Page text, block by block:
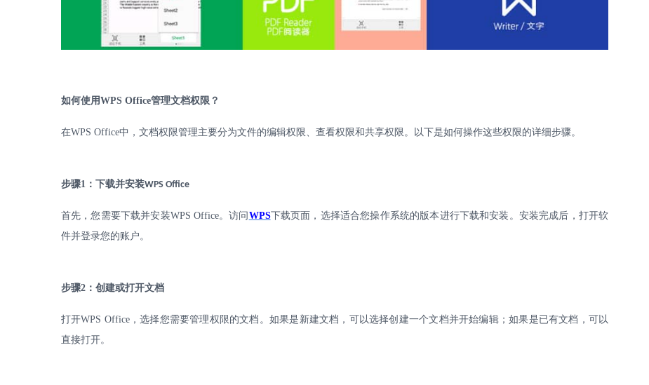
如何使用WPS Office管理文档权限？
在WPS Office中，文档权限管理主要分为文件的编辑权限、查看权限和共享权限。以下是如何操作这些权限的详细步骤。
步骤1 ：下载并安装WPS Office
首先，您需要下载并安装WPS Office。访问 WPS下载页面，选择适合您操作系统的版本进行下载和安装。安装完成后，打开软
件并登录您的账户。
步骤2 ：创建或打开文档
打开WPS Office，选择您需要管理权限的文档。如果是新建文档，可以选择创建一个文档并开始编辑；如果是已有文档，可以
直接打开。